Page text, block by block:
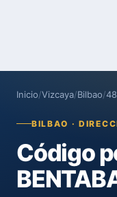
Inicio/Vizcaya/Bilbao/
BILBAO ·
Código